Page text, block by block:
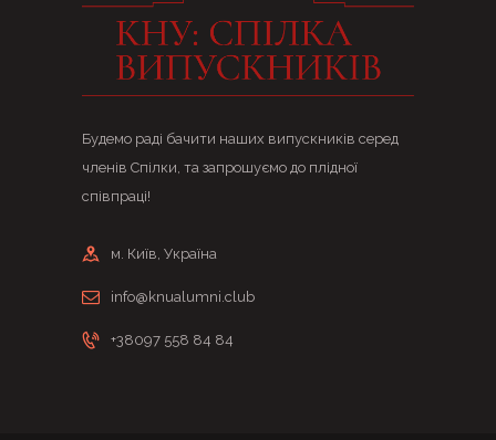
Будемо раді бачити наших випускників серед
членів Спілки, та запрошуємо до плідної
співпраці!
м. Київ, Україна
info@knualumni.club
+38097 558 84 84